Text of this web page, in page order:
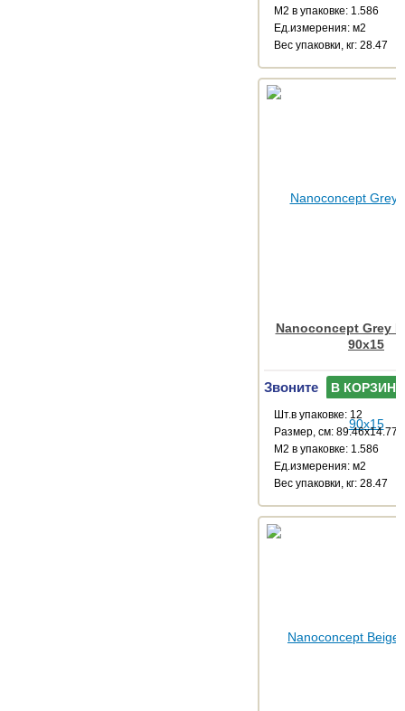
М2 в упаковке: 1.586
Ед.измерения: м2
Веc упаковки, кг: 28.47
Nanoconcept Grey
90x15
Звоните В КОРЗИНУ
Шт.в упаковке: 12
Размер, см: 89.46x14.77
М2 в упаковке: 1.586
Ед.измерения: м2
Веc упаковки, кг: 28.47